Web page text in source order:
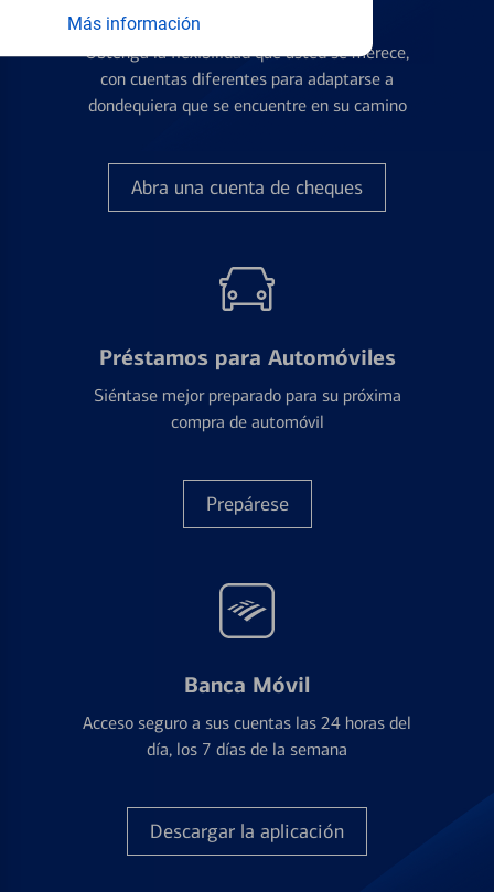
Más informaciónCuentas de Cheques
Obtenga la flexibilidad que usted se merece,
con cuentas diferentes para adaptarse a
dondequiera que se encuentre en su camino
Abra una cuenta de cheques
Préstamos para Automóviles
Siéntase mejor preparado para su próxima
compra de automóvil
Prepárese
Banca Móvil
Acceso seguro a sus cuentas las 24 horas del
día, los 7 días de la semana
Descargar la aplicación